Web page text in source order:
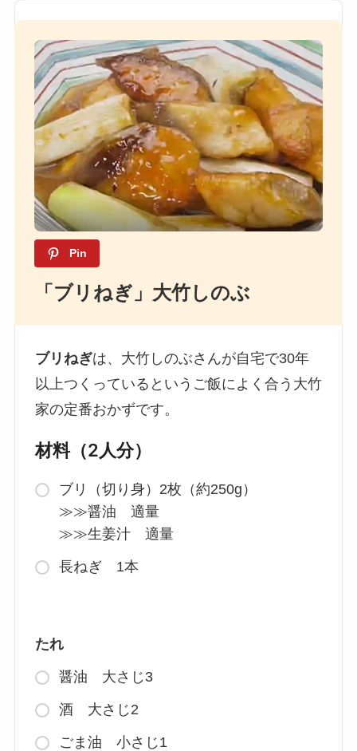
Pin
「ブリねぎ」大竹しのぶ
ブリねぎは、大竹しのぶさんが自宅で30年
以上つくっているというご飯によく合う大竹
家の定番おかずです。
材料（2人分）
ブリ（切り身）2枚（約250g）
≫≫醤油 適量
≫≫生姜汁 適量
長ねぎ 1本
たれ
醤油 大さじ3
酒 大さじ2
ごま油 小さじ1